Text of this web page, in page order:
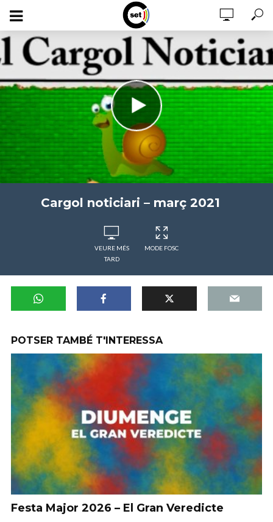
Cargol noticiari – març 2021
VEURE MÉS
TARD
MODE FOSC
POTSER TAMBÉ T'INTERESSA
Festa Major 2026 – El Gran Veredicte